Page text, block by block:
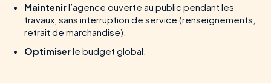
Maintenirl’agence ouverte au public pendant les
travaux, sans interruption de service (renseignements,
retrait de marchandise).
Optimiserle budget global.